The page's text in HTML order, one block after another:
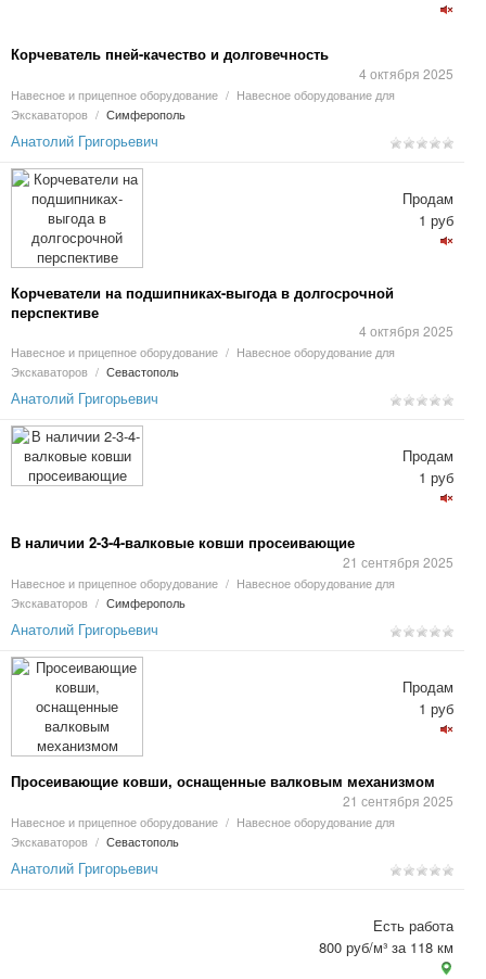
Корчеватель пней-качество и долговечность
4 октября 2025
Навесное и прицепное оборудование / Навесное оборудование для
Экскаваторов / Симферополь
Анатолий Григорьевич
Корчеватели на подшипниках-выгода в долгосрочной
перспективе
4 октября 2025
Навесное и прицепное оборудование / Навесное оборудование для
Экскаваторов / Севастополь
Продам
1 руб
Анатолий Григорьевич
В наличии 2-3-4-валковые ковши просеивающие
21 сентября 2025
Навесное и прицепное оборудование / Навесное оборудование для
Экскаваторов / Симферополь
Продам
1 руб
Анатолий Григорьевич
Просеивающие ковши, оснащенные валковым механизмом
21 сентября 2025
Навесное и прицепное оборудование / Навесное оборудование для
Экскаваторов / Севастополь
Продам
1 руб
Анатолий Григорьевич
Есть работа
800 руб/м³ за 118 км